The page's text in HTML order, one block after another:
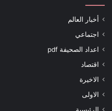
أخبار العالم
اجتماعي
اعداد الصحيفة pdf
اقتصاد
الاخيرة
الاولى